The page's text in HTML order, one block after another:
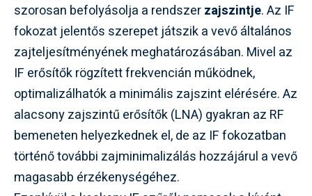
szorosan befolyásolja a rendszerzajszintje. Az IF
fokozat jelentős szerepet játszik a vevő általános
zajteljesítményének meghatározásában. Mivel az
IF erősítők rögzített frekvencián működnek,
optimalizálhatók a minimális zajszint elérésére. Az
alacsony zajszintű erősítők (LNA) gyakran az RF
bemeneten helyezkednek el, de az IF fokozatban
történő további zajminimalizálás hozzájárul a vevő
magasabb érzékenységéhez.